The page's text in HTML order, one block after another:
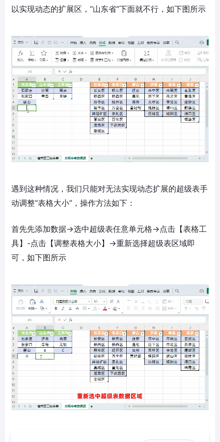
以实现动态的扩展区，“山东省”下面就不行，如下图所示
遇到这种情况，我们只能对无法实现动态扩展的超级表手
动调整“表格大小”，操作方法如下：
首先先添加数据→选中超级表任意单元格→点击【表格工
具】-点击【调整表格大小】→重新选择超级表区域即
可，如下图所示